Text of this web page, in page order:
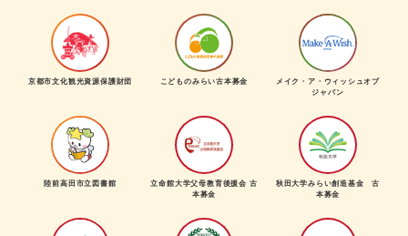
京都市文化観光資源保護財団 こどものみらい古本募金
メイク・ア・ウィッシュオブ
ジャパン
陸前高田市立図書館
立命館大学父母教育後援会 古
本募金
秋田大学みらい創造基金 古
本募金